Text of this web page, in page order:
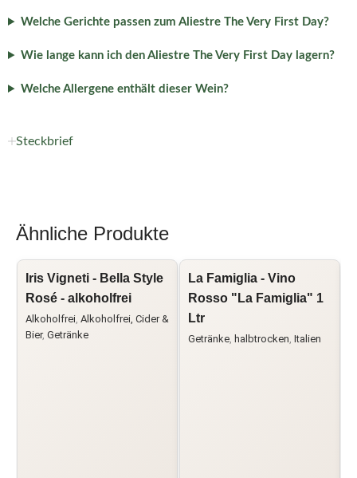
Welche Gerichte passen zum Aliestre The Very First Day?
Wie lange kann ich den Aliestre The Very First Day lagern?
Welche Allergene enthält dieser Wein?
Steckbrief
Ähnliche Produkte
Iris Vigneti - Bella Style
Rosé - alkoholfrei
Alkoholfrei, Alkoholfrei, Cider &
Bier, Getränke
La Famiglia - Vino
Rosso "La Famiglia" 1
Ltr
Getränke, halbtrocken, Italien